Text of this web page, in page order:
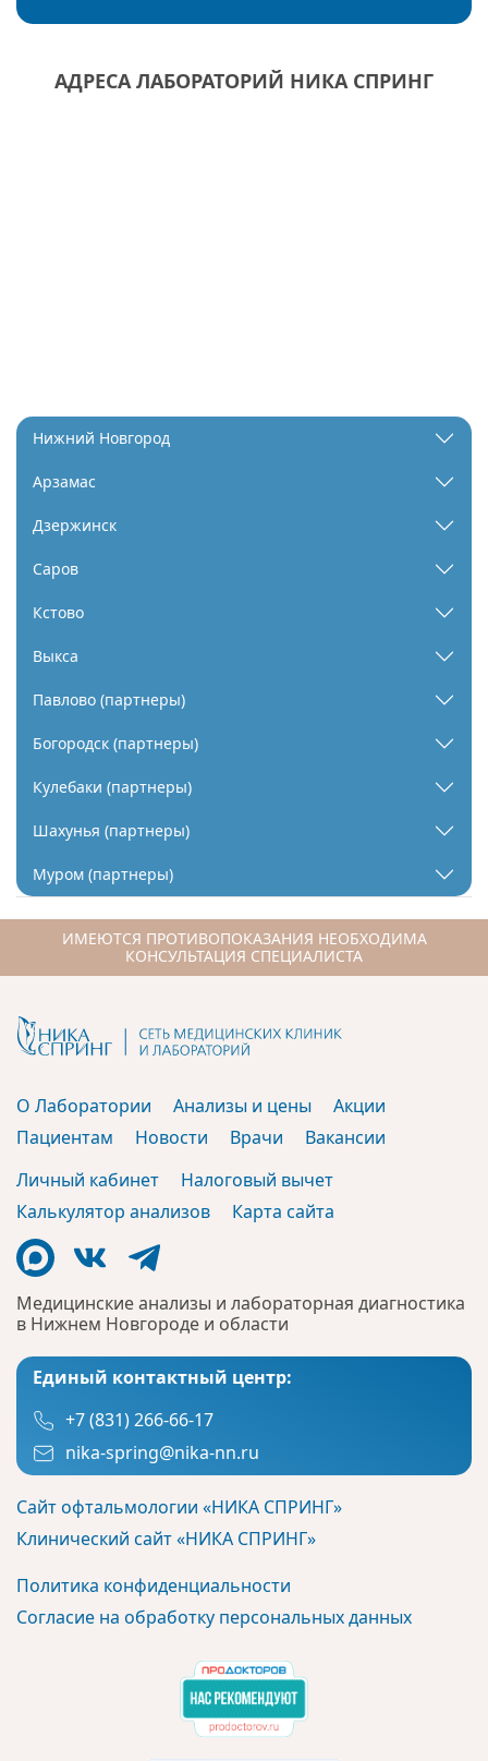
АДРЕСА ЛАБОРАТОРИЙ НИКА СПРИНГ
Нижний Новгород
Арзамас
Дзержинск
Саров
Кстово
Выкса
Павлово (партнеры)
Богородск (партнеры)
Кулебаки (партнеры)
Шахунья (партнеры)
Муром (партнеры)
ИМЕЮТСЯ ПРОТИВОПОКАЗАНИЯ НЕОБХОДИМА
КОНСУЛЬТАЦИЯ СПЕЦИАЛИСТА
Медицинские анализы и лабораторная диагностика
в Нижнем Новгороде и области
Единый контактный центр:
+7 (831) 266-66-17
nika-spring@nika-nn.ru
Сайт офтальмологии «НИКА СПРИНГ»
Клинический сайт «НИКА СПРИНГ»
Политика конфиденциальности
Согласие на обработку персональных данных
О Лаборатории Анализы и цены
Акции
Пациентам
Новости Врачи
Вакансии
Личный кабинет
Налоговый вычет
Калькулятор анализов
Карта сайта